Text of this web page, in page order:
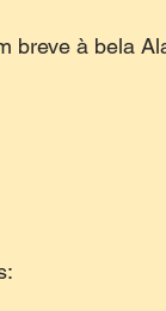
breve à bela